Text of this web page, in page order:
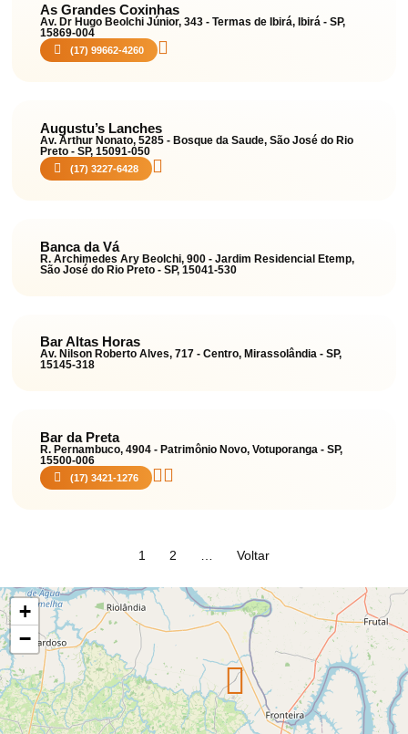
As Grandes Coxinhas
Av. Dr Hugo Beolchi Júnior, 343 - Termas de Ibirá, Ibirá - SP,
15869-004
(17) 99662-4260
Augustu’s Lanches
Av. Arthur Nonato, 5285 - Bosque da Saude, São José do Rio
Preto - SP, 15091-050
(17) 3227-6428
Banca da Vá
R. Archimedes Ary Beolchi, 900 - Jardim Residencial Etemp,
São José do Rio Preto - SP, 15041-530
Bar Altas Horas
Av. Nilson Roberto Alves, 717 - Centro, Mirassolândia - SP,
15145-318
Bar da Preta
R. Pernambuco, 4904 - Patrimônio Novo, Votuporanga - SP,
15500-006
(17) 3421-1276
1 2 Voltar
+
−